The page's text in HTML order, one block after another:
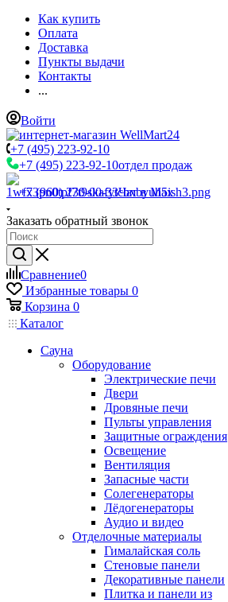
Как купить
Оплата
Доставка
Пункты выдачи
Контакты
...
Войти
+7 (495) 223-92-10
+7 (495) 223-92-10отдел продаж
+7 (960) 230-00-33Чат в Max
Заказать обратный звонок
Сравнение0
Избранные товары 0
Корзина 0
Каталог
Сауна
Оборудование
Электрические печи
Двери
Дровяные печи
Пульты управления
Защитные ограждения
Освещение
Вентиляция
Запасные части
Солегенераторы
Лёдогенераторы
Аудио и видео
Отделочные материалы
Гималайская соль
Стеновые панели
Декоративные панели
Плитка и панели из